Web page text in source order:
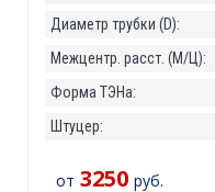
Диаметр трубки (D):
Межцентр. расст. (М/Ц):
Форма ТЭНа:
Штуцер:
от 3250 руб.